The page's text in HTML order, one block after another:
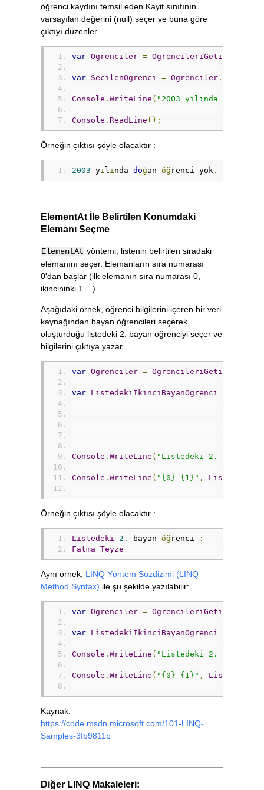
öğrenci kaydını temsil eden Kayit sınıfının
varsayılan değerini (null) seçer ve buna göre
çıktıyı düzenler.
var Ogrenciler = OgrencileriGetir
var SecilenOgrenci = Ogrenciler .
Console . WriteLine ( "2003 yılında doğan
Console . ReadLine ();
Örneğin çıktısı şöyle olacaktır :
2003 yı l ı nda doğan öğ renci yok .
ElementAt İle Belirtilen Konumdaki
Elemanı Seçme
ElementAt yöntemi, listenin belirtilen siradaki
elemanını seçer. Elemanların sıra numarası
0'dan başlar (ilk elemanın sıra numarası 0,
ikincininki 1 ...).
Aşağıdaki örnek, öğrenci bilgilerini içeren bir veri
kaynağından bayan öğrencileri seçerek
oluşturduğu listedeki 2. bayan öğrenciyi seçer ve
bilgilerini çıktıya yazar.
var Ogrenciler = OgrencileriGetir
var ListedekiIkinciBayanOgrenci
Console . WriteLine ( "Listedeki 2. bayan
Console . WriteLine ( "{0} {1}" ,
Örneğin çıktısı şöyle olacaktır :
Listedeki 2. bayan öğ renci
:
Fatma Teyze
Aynı örnek, LINQ Yöntem Sözdizimi (LINQ
Method Syntax) ile şu şekilde yazılabilir:
var Ogrenciler = OgrencileriGetir
var ListedekiIkinciBayanOgrenci
Console . WriteLine ( "Listedeki 2. bayan
Console . WriteLine ( "{0} {1}" ,
Kaynak:
https://code.msdn.microsoft.com/101-LINQ-
Samples-3fb9811b
Diğer LINQ Makaleleri: